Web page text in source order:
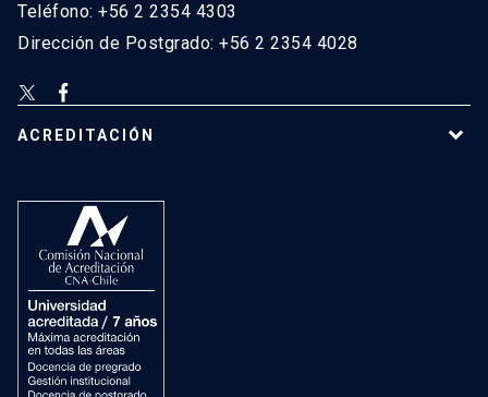
Teléfono: +56 2 2354 4303
Dirección de Postgrado: +56 2 2354 4028
ACREDITACIÓN